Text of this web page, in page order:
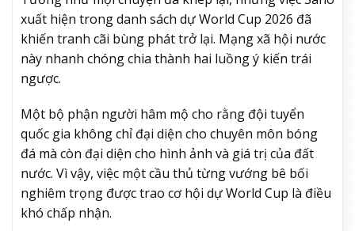
xuất hiện trong danh sách dự World Cup 2026 đã
khiến tranh cãi bùng phát trở lại. Mạng xã hội nước
này nhanh chóng chia thành hai luồng ý kiến trái
ngược.
Một bộ phận người hâm mộ cho rằng đội tuyển
quốc gia không chỉ đại diện cho chuyên môn bóng
đá mà còn đại diện cho hình ảnh và giá trị của đất
nước. Vì vậy, việc một cầu thủ từng vướng bê bối
nghiêm trọng được trao cơ hội dự World Cup là điều
khó chấp nhận.